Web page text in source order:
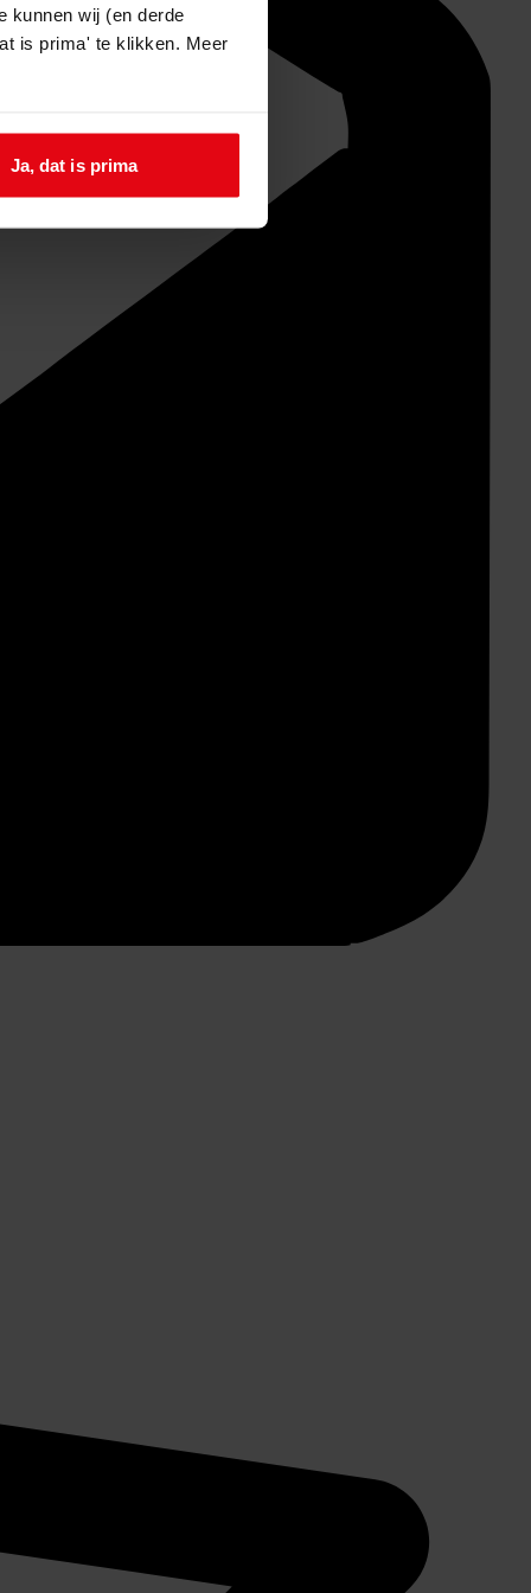
kunnen wij (en derde
is prima' te klikken. Meer
Ja, dat is prima